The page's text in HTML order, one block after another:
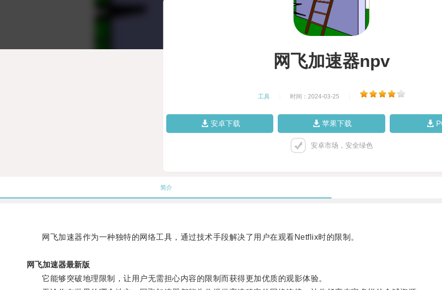
网飞加速器npv
工具 时间：2024-03-25
安卓下载 苹果下载
安卓市场，安全绿色
简介
网飞加速器作为一种独特的网络工具，通过技术手段解决了用户在观看Netflix时的限制。
网飞加速器最新版
它能够突破地理限制，让用户无需担心内容的限制而获得更加优质的观影体验。